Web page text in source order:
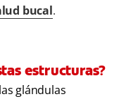
bucal.
estructuras?
glándulas